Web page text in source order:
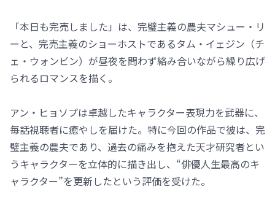
「本日も完売しました」は、完璧主義の農夫マシュー・リ
ーと、完売主義のショーホストであるタム・イェジン（チ
ェ・ウォンビン）が昼夜を問わず絡み合いながら繰り広げ
られるロマンスを描く。
アン・ヒョソプは卓越したキャラクター表現力を武器に、
毎話視聴者に癒やしを届けた。特に今回の作品で彼は、完
璧主義の農夫であり、過去の痛みを抱えた天才研究者とい
うキャラクターを立体的に描き出し、“俳優人生最高のキ
ャラクター”を更新したという評価を受けた。